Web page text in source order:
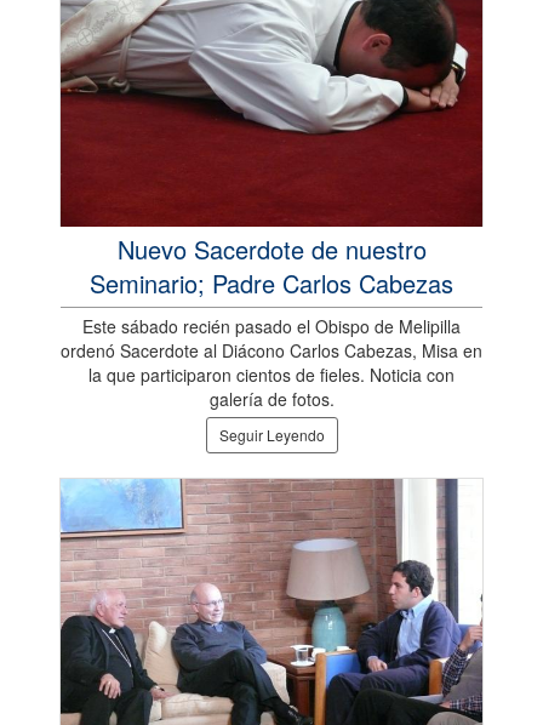
Nuevo Sacerdote de nuestro
Seminario; Padre Carlos Cabezas
Este sábado recién pasado el Obispo de Melipilla
ordenó Sacerdote al Diácono Carlos Cabezas, Misa en
la que participaron cientos de fieles. Noticia con
galería de fotos.
Seguir Leyendo